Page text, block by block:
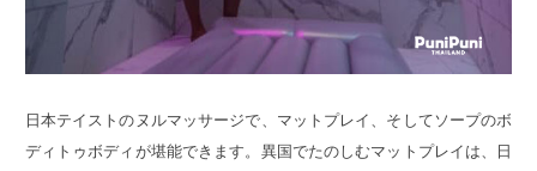
日本テイストのヌルマッサージで、マットプレイ、そしてソープのボ
ディトゥボディが堪能できます。異国でたのしむマットプレイは、日